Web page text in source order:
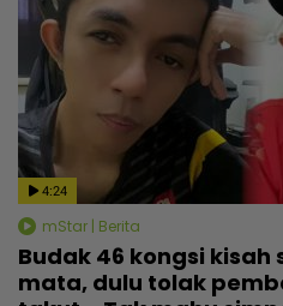
4:24
mStar | Berita
Budak 46 kongsi
mata, dulu tolak